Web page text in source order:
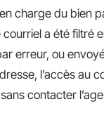
charge du bien
courriel a été filtré
erreur, ou
l’accès au
contacter